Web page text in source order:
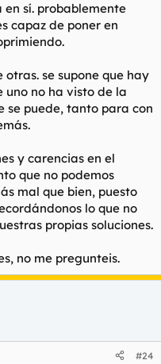
sí. probablemente
capaz de poner en
se supone que hay
uno no ha visto de la
se puede, tanto para con
y carencias en el
que no podemos
mal que bien, puesto
lo que no
propias soluciones.
no me pregunteis.
#24